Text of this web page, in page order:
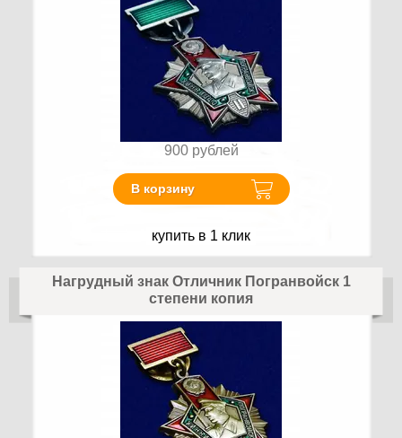
900 рублей
В корзину
купить в 1 клик
Нагрудный знак Отличник Погранвойск 1
степени копия